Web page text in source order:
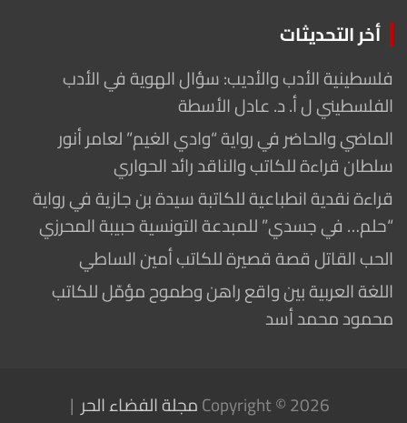
أخر التحديثات
فلسطينية الأدب والأديب: سؤال الهوية في الأدب
الفلسطيني ل أ. د. عادل الأسطة
الماضي والحاضر في رواية “وادي الغيم” لعامر أنور
سلطان قراءة للكاتب والناقد رائد الحواري
قراءة نقدية انطباعية للكاتبة سيدة بن جازية في رواية
“حلم… في جسدي” للمبدعة التونسية حبيبة المحرزي
الحب القاتل قصة قصيرة للكاتب أمين الساطي
اللغة العربية بين واقع راهن وطموح مؤمّل للكاتب
محمود محمد أسد
Copyright © 2026مجلة الفضاء الحر